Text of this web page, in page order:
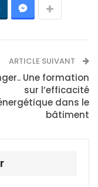
ARTICLE SUIVANT
Une formation
sur l’efficacité
dans le
bâtiment